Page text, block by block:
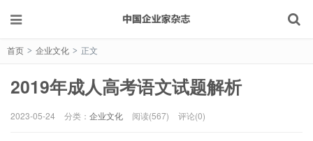
首页 > 企业文化 > 正文
2019年成人高考语文试题解析
2023-05-24 分类： 企业文化 阅读(567) 评论(0)